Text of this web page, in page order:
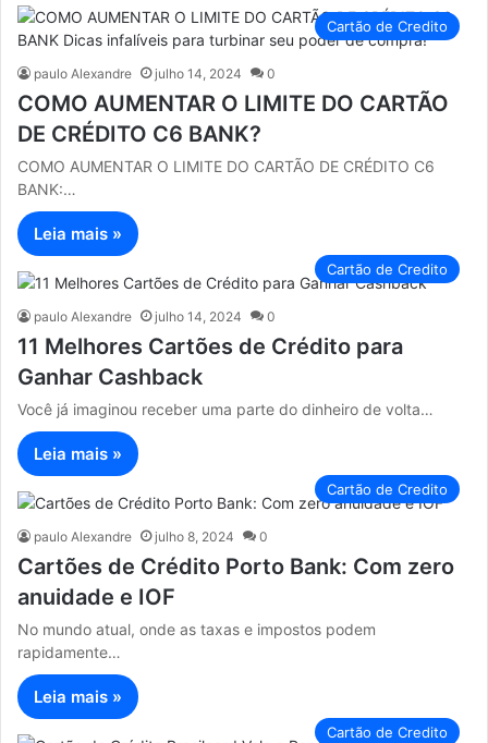
Cartão de Credito
paulo Alexandre julho 14, 2024 0
COMO AUMENTAR O LIMITE DO CARTÃO
DE CRÉDITO C6 BANK?
COMO AUMENTAR O LIMITE DO CARTÃO DE CRÉDITO C6
BANK:…
Leia mais »
Cartão de Credito
paulo Alexandre julho 14, 2024 0
11 Melhores Cartões de Crédito para
Ganhar Cashback
Você já imaginou receber uma parte do dinheiro de volta…
Leia mais »
Cartão de Credito
paulo Alexandre julho 8, 2024 0
Cartões de Crédito Porto Bank: Com zero
anuidade e IOF
No mundo atual, onde as taxas e impostos podem
rapidamente…
Leia mais »
Cartão de Credito